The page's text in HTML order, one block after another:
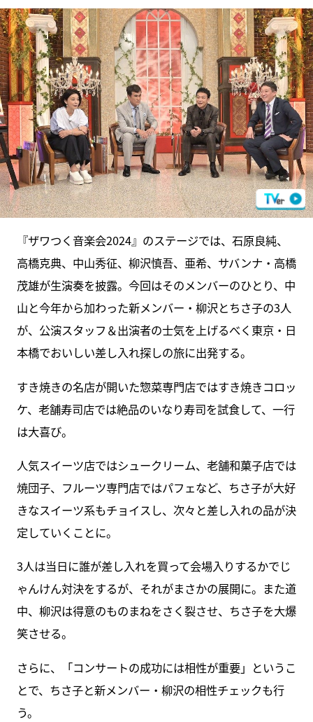
『ザワつく音楽会2024』のステージでは、石原良純、
高橋克典、中山秀征、柳沢慎吾、亜希、サバンナ・高橋
茂雄が生演奏を披露。今回はそのメンバーのひとり、中
山と今年から加わった新メンバー・柳沢とちさ子の3人
が、公演スタッフ＆出演者の士気を上げるべく東京・日
本橋でおいしい差し入れ探しの旅に出発する。
すき焼きの名店が開いた惣菜専門店ではすき焼きコロッ
ケ、老舗寿司店では絶品のいなり寿司を試食して、一行
は大喜び。
人気スイーツ店ではシュークリーム、老舗和菓子店では
焼団子、フルーツ専門店ではパフェなど、ちさ子が大好
きなスイーツ系もチョイスし、次々と差し入れの品が決
定していくことに。
3人は当日に誰が差し入れを買って会場入りするかでじ
ゃんけん対決をするが、それがまさかの展開に。また道
中、柳沢は得意のものまねをさく裂させ、ちさ子を大爆
笑させる。
さらに、「コンサートの成功には相性が重要」というこ
とで、ちさ子と新メンバー・柳沢の相性チェックも行
う。